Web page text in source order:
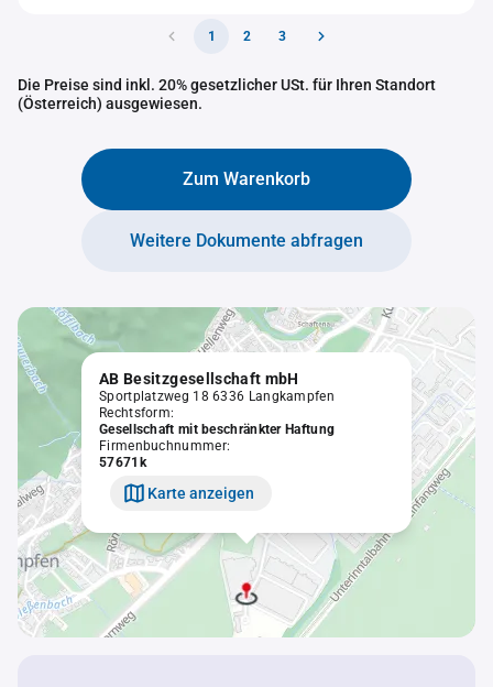
1 2 3
Die Preise sind inkl. 20% gesetzlicher USt. für Ihren Standort
(Österreich) ausgewiesen.
Zum Warenkorb
Weitere Dokumente abfragen
AB Besitzgesellschaft mbH
Sportplatzweg 18 6336 Langkampfen
Rechtsform:
Gesellschaft mit beschränkter Haftung
Firmenbuchnummer:
57671k
Karte anzeigen